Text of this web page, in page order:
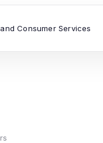
Consumer Services